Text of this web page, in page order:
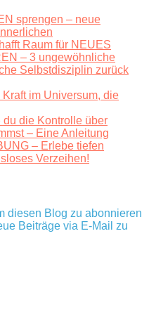
sprengen – neue
Raum für NEUES
– 3 ungewöhnliche
Selbstdisziplin zurück
im Universum, die
die Kontrolle über
– Eine Anleitung
– Erlebe tiefen
Verzeihen!
diesen Blog zu abonnieren
Beiträge via E-Mail zu